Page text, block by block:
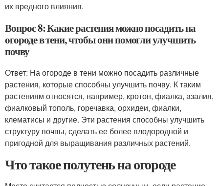
их вредного влияния.
Вопрос 8: Какие растения можно посадить на
огороде в тени, чтобы они помогли улучшить
почву
Ответ: На огороде в тени можно посадить различные
растения, которые способны улучшить почву. К таким
растениям относятся, например, кротон, фиалка, азалия,
фиалковый тополь, горечавка, орхидеи, фиалки,
клематисы и другие. Эти растения способны улучшить
структуру почвы, сделать ее более плодородной и
пригодной для выращивания различных растений.
Что такое полутень на огороде